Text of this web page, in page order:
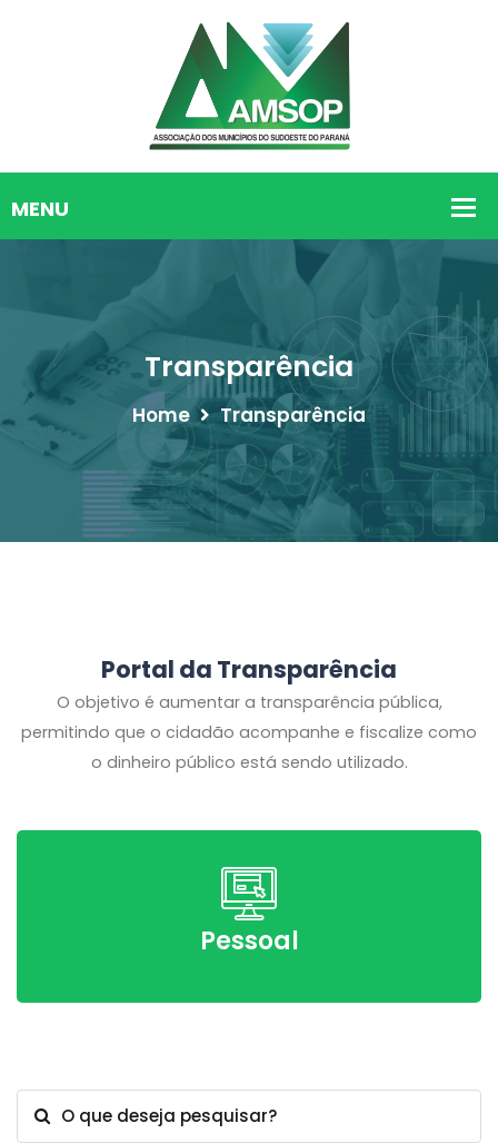
Transparência
Home Transparência
Portal da Transparência
O objetivo é aumentar a transparência pública,
permitindo que o cidadão acompanhe e fiscalize como
o dinheiro público está sendo utilizado.
Pessoal
O que deseja pesquisar?